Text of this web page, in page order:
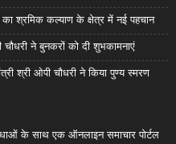
श्रमिक कल्याण के क्षेत्र में नई पहचान
चौधरी ने बुनकरों को दी शुभकामनाएं
श्री ओपी चौधरी ने किया पुण्य स्मरण
के साथ एक ऑनलाइन समाचार पोर्टल